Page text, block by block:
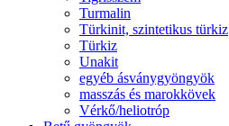
Turmalin
Türkinit, szintetikus türkiz
Türkiz
Unakit
egyéb ásványgyöngyök
masszás és marokkövek
Vérkő/heliotróp